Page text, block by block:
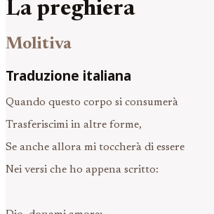
La preghiera
Molitiva
Traduzione italiana
Quando questo corpo si consumerà
Trasferiscimi in altre forme,
Se anche allora mi toccherà di essere
Nei versi che ho appena scritto: